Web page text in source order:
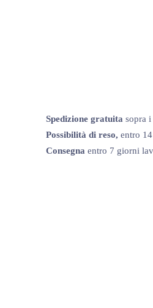
Spedizione gratuita sopra
Possibilità di reso, entro
Consegna entro 7 giorni